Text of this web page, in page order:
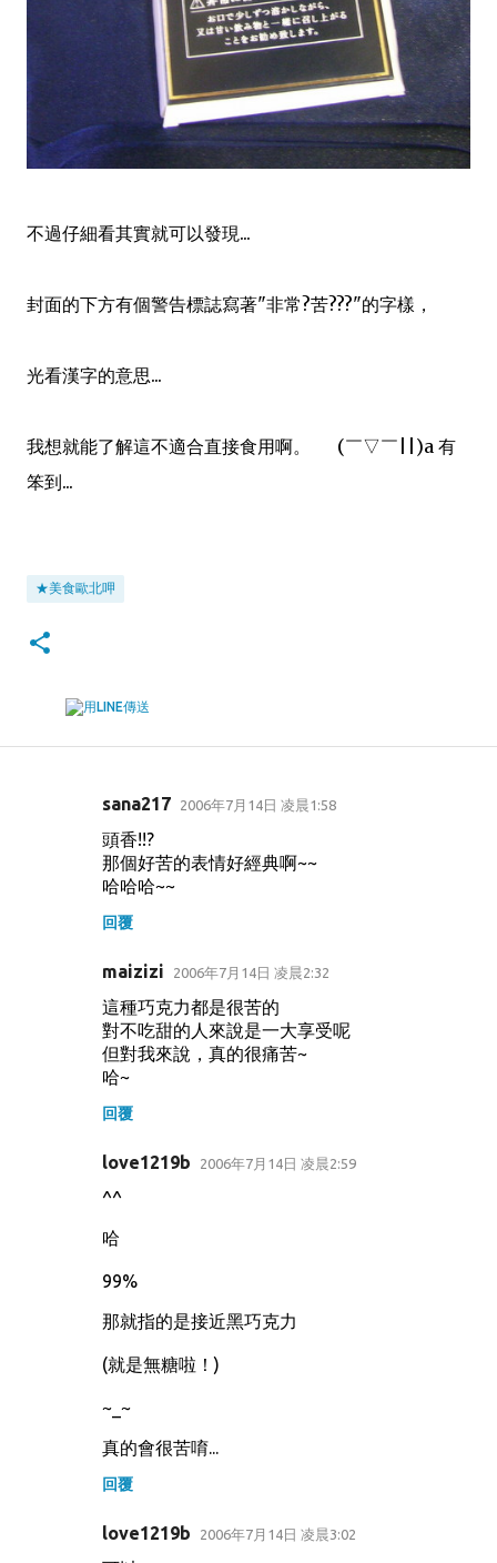
不過仔細看其實就可以發現...
封面的下方有個警告標誌寫著"非常?苦???"的字樣，
光看漢字的意思...
我想就能了解這不適合直接食用啊。 (￣▽￣||)a 有
笨到...
★美食歐北呷
sana217 2006年7月14日 凌晨1:58
頭香!!?
那個好苦的表情好經典啊~~
哈哈哈~~
回覆
maizizi 2006年7月14日 凌晨2:32
這種巧克力都是很苦的
對不吃甜的人來說是一大享受呢
但對我來說，真的很痛苦~
哈~
回覆
love1219b 2006年7月14日 凌晨2:59
^^
哈
99%
那就指的是接近黑巧克力
(就是無糖啦！)
~_~
真的會很苦唷...
回覆
love1219b 2006年7月14日 凌晨3:02